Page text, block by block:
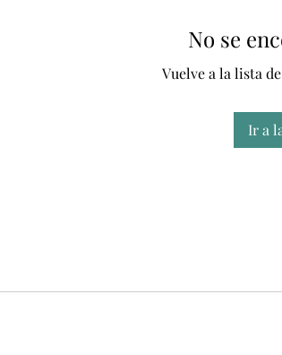
No se
Vuelve a la lista
Ir a